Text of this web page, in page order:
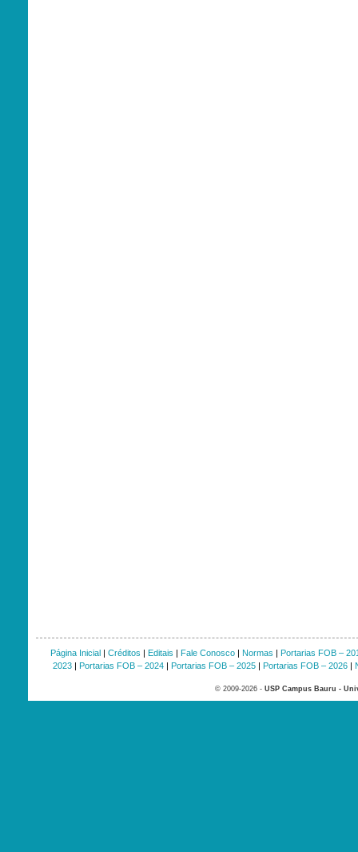
Página Inicial| Créditos | Editais | Fale Conosco| Normas | Portarias FOB –
2023| Portarias FOB – 2024| Portarias FOB – 2025| Portarias FOB – 2026|
© 2009-2026 - USP Campus Bauru -